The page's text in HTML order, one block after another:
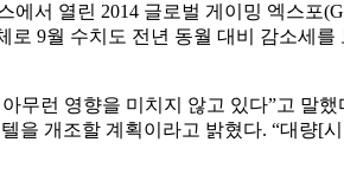
서 열린 2014 글로벌 게이밍 엑스포
9월 수치도 전년 동월 대비 감소세
런 영향을 미치지 않고 있다”고 말
을 개조할 계획이라고 밝혔다. “대량[